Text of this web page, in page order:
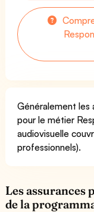
Généralement les
pour le métier
audiovisuelle
professionnels).
Les assurances
de la